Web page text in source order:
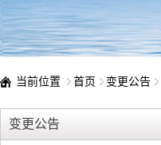
当前位置 首页 变更公告
变更公告